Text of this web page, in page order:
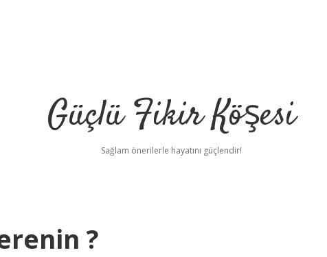
Güçlü Fikir Köşesi
Sağlam önerilerle hayatını güçlendir!
?